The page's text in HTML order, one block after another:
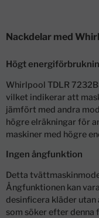
Nackdelar med
Högt
Whirlpool TDLR
vilket indikerar att
jämfört med andra
högre elräkningar för
maskiner med högre
Ingen ångfunktion
Detta
Ångfunktionen kan
desinficera kläder utan
som söker efter